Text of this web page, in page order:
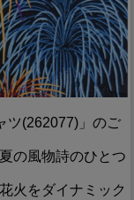
ツ(262077)」のご
の風物詩のひとつ
火をダイナミック